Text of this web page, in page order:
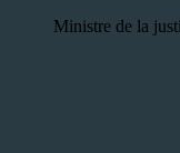
Ministre de la